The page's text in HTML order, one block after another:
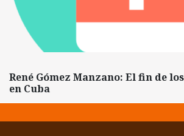
René Gómez Manzano: El fin de
en Cuba